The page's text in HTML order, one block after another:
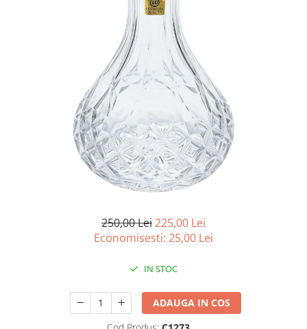
250,00 Lei225,00 Lei
Economisesti: 25,00 Lei
IN STOC
ADAUGA IN COS